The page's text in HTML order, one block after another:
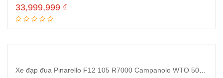
33,999,999 ₫
Xe đạp đua Pinarello F12 105 R7000 Campanolo WTO 500mm